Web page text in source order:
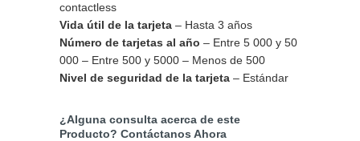
contactless
Vida útil de la tarjeta – Hasta 3 años
Número de tarjetas al año – Entre 5 000 y 50
000 – Entre 500 y 5000 – Menos de 500
Nivel de seguridad de la tarjeta – Estándar
¿Alguna consulta acerca de este
Producto? Contáctanos Ahora